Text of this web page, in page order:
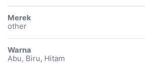
Merek
other
Warna
Abu, Biru, Hitam